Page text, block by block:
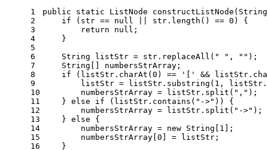
1
2
3
4
5
6
7
8
9
10
11
12
13
14
15
16
public static ListNode constructListNode
if (str == null || str.length() == 0 ) {
return
null ;
    }
String
listStr = str.replaceAll( " " , "" );
    String[] numbersStrArray;
if (listStr.charAt( 0 ) == '['
&&
        listStr = listStr.substring(
1 ,
        numbersStrArray = listStr.split(
"," );
    }
else if (listStr.contains( "->" )) {
        numbersStrArray = listStr.split(
"->" );
    }
else {
        numbersStrArray =
new String 1 ];
        numbersStrArray[
0 ] = listStr;
    }